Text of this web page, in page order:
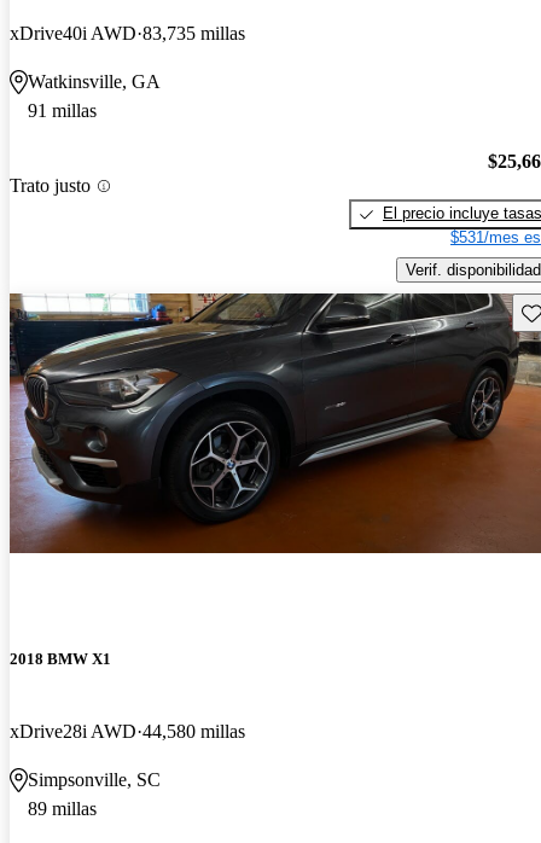
xDrive40i AWD 83,735 millas
Watkinsville, GA
91 millas
Trato justo
El precio incluye tasas
$531/mes
Verif. disponibilidad
2018 BMW X1
xDrive28i AWD 44,580 millas
Simpsonville, SC
89 millas